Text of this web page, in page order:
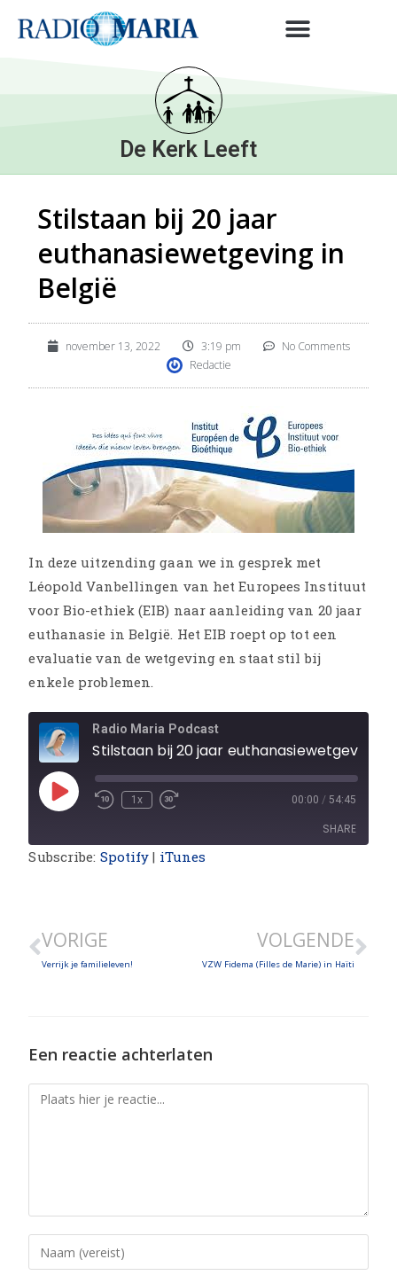
De Kerk Leeft
Stilstaan bij 20 jaar
euthanasiewetgeving in
België
november 13, 2022 3:19 pm
No Comments
Redactie
In deze uitzending gaan we in gesprek met
Léopold Vanbellingen van het Europees Instituut
voor Bio-ethiek (EIB) naar aanleiding van 20 jaar
euthanasie in België. Het EIB roept op tot een
evaluatie van de wetgeving en staat stil bij
enkele problemen.
Radio Maria Podcast
1x 00:00 / 54:45
SHARE
Subscribe: Spotify | iTunes
VORIGE
Verrijk je familieleven!
VOLGENDE
VZW Fidema (Filles de Marie) in Haïti
Een reactie achterlaten